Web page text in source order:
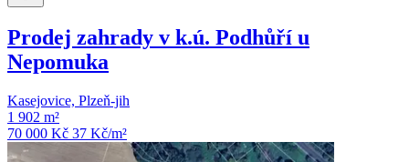
Prodej zahrady v k.ú. Podhůří u
Nepomuka
Kasejovice, Plzeň-jih
1 902 m²
70 000 Kč 37 Kč/m²